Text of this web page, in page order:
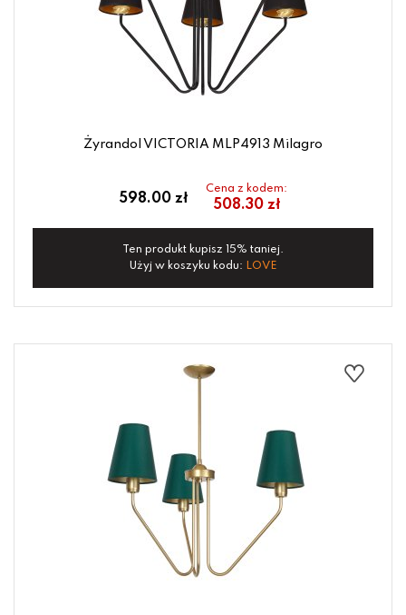
Żyrandol VICTORIA MLP4913 Milagro
598.00 zł
Cena z kodem:
508.30 zł
Ten produkt kupisz 15% taniej.
Użyj w koszyku kodu: LOVE